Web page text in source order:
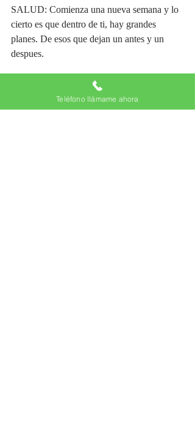
SALUD: Comienza una nueva semana y lo
cierto es que dentro de ti, hay grandes
planes. De esos que dejan un antes y un
despues.
Procura que tu mente se relaje un poquito
porque últimamente no para de pensar en
algo. Es como si todo fuera bien pero no,
Teléfono llámame ahora